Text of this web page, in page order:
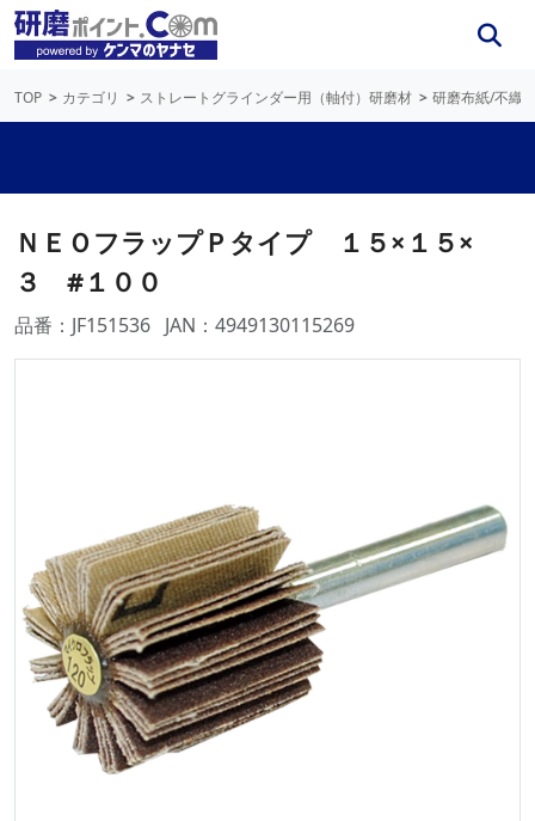
TOP カテゴリ ストレートグラインダー用（軸付）研磨材 研磨布紙/不織
ＮＥＯフラップＰタイプ １５×１５×
３ #１００
品番：JF151536 JAN：4949130115269